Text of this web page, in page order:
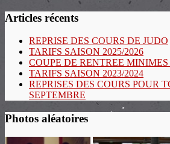
Articles récents
REPRISE DES COURS DE JUDO
TARIFS SAISON 2025/2026
COUPE DE RENTREE MINIMES
TARIFS SAISON 2023/2024
REPRISES DES COURS POUR
SEPTEMBRE
Photos aléatoires